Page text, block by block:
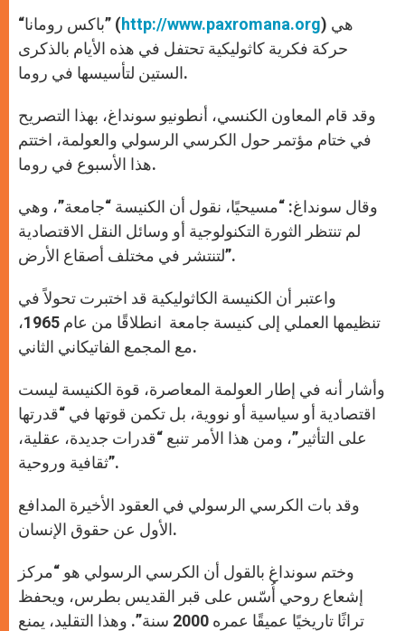
“باكس رومانا” (http://www.paxromana.org) هي
حركة فكرية كاثوليكية تحتفل في هذه الأيام بالذكرى
الستين لتأسيسها في روما.
وقد قام المعاون الكنسي، أنطونيو سونداغ، بهذا التصريح
في ختام مؤتمر حول الكرسي الرسولي والعولمة، اختتم
هذا الأسبوع في روما.
وقال سونداغ: “مسيحيًا، نقول أن الكنيسة “جامعة”، وهي
لم تنتظر الثورة التكنولوجية أو وسائل النقل الاقتصادية
لتنتشر في مختلف أصقاع الأرض”.
واعتبر أن الكنيسة الكاثوليكية قد اختبرت تحولاً في
تنظيمها العملي إلى كنيسة جامعة انطلاقًا من عام 1965،
مع المجمع الفاتيكاني الثاني.
وأشار أنه في إطار العولمة المعاصرة، قوة الكنيسة ليست
اقتصادية أو سياسية أو نووية، بل تكمن قوتها في “قدرتها
على التأثير”، ومن هذا الأمر تنبع “قدرات جديدة، عقلية،
ثقافية وروحية”.
وقد بات الكرسي الرسولي في العقود الأخيرة المدافع
الأول عن حقوق الإنسان.
وختم سونداغ بالقول أن الكرسي الرسولي هو “مركز
إشعاع روحي أُسّس على قبر القديس بطرس، ويحفظ
تراثًا تاريخيًا عميقًا عمره 2000 سنة”. وهذا التقليد، يمنع